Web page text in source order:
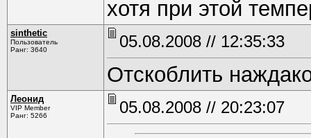
хотя при этой
sinthetic
Пользователь
Ранг: 3640
05.08.2008 // 12:35:33
Отскоблить
Леонид
VIP Member
Ранг: 5266
05.08.2008 // 20:23:07